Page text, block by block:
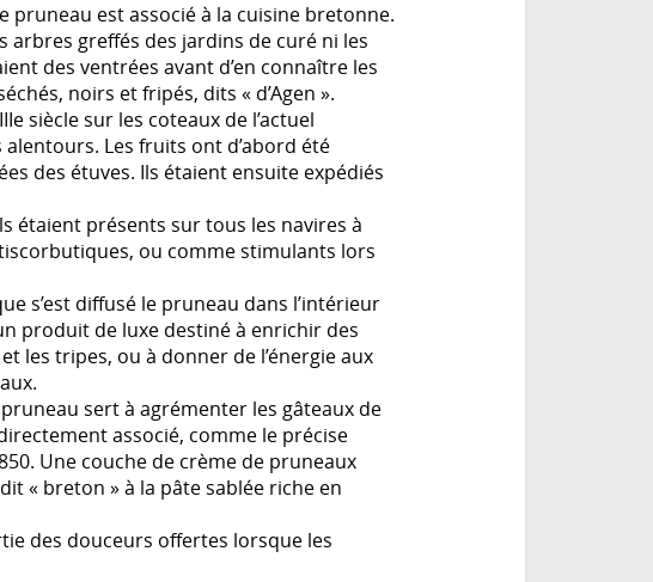
pruneau est associé à la cuisine bretonne.
arbres greffés des jardins de curé ni les
des ventrées avant d’en connaître les
noirs et fripés, dits « d’Agen ».
siècle sur les coteaux de l’actuel
Les fruits ont d’abord été
des étuves. Ils étaient ensuite expédiés
étaient présents sur tous les navires à
ou comme stimulants lors
s’est diffusé le pruneau dans l’intérieur
produit de luxe destiné à enrichir des
les tripes, ou à donner de l’énergie aux
sert à agrémenter les gâteaux de
associé, comme le précise
Une couche de crème de pruneaux
« breton » à la pâte sablée riche en
des douceurs offertes lorsque les